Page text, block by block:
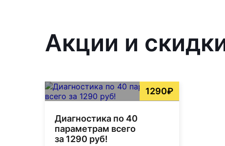
Акции и
1290₽
Диагностика по 40
параметрам всего
за 1290 руб!